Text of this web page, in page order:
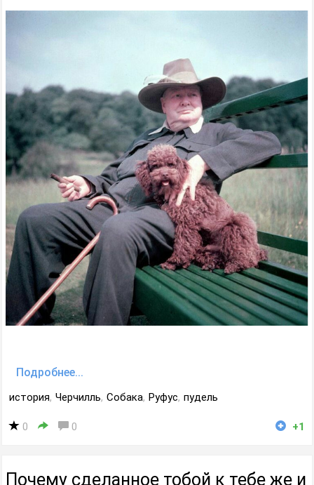
Подробнее...
история, Черчилль, Собака, Руфус, пудель
0 0 +1
Почему сделанное тобой к тебе же и